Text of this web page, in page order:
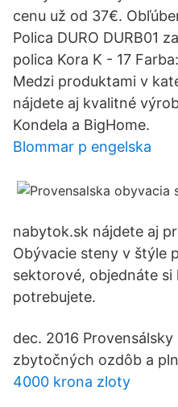
cenu už od 37€.
Polica DURO DURB01
polica Kora K - 17
Medzi produktami v
nájdete aj kvalitné
Kondela a BigHome.
Blommar p engelska
nabytok.sk nájdete aj
Obývacie steny v štýle
sektorové, objednáte
potrebujete.
dec. 2016
zbytočných ozdôb a
4000 krona zloty